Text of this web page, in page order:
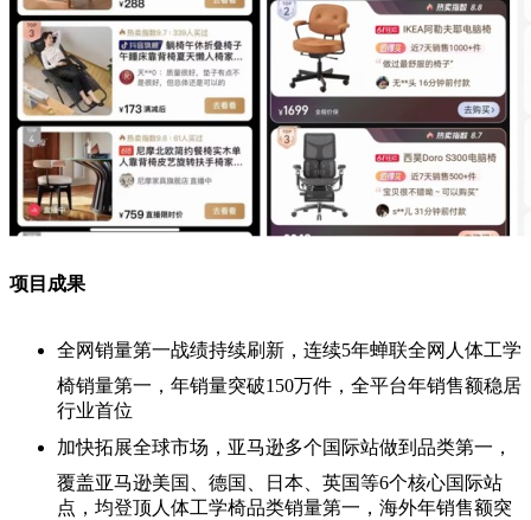
项 目成果
全网销量第一战绩持续刷新， 连续5年蝉联全网人体工学
椅销量第一，年销量突破150万件，全平台年销售额稳居
行业首位
加快拓展全球市场，亚马逊多个国际站做到品类第一，
覆盖亚马逊美国、德国、日本、英国等6个核心国际站
点，均登顶人体工学椅品类销量第一，海外年销售额突